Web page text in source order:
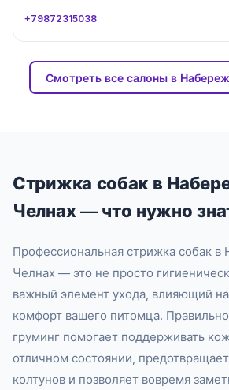
+79872315038
Смотреть все салоны в
Стрижка собак в
Челнах — что нужно
Профессиональная стрижка собак
Челнах — это не просто
важный элемент ухода, влияющий
комфорт вашего питомца.
груминг помогает поддерживать
отличном состоянии,
колтунов и позволяет вовремя